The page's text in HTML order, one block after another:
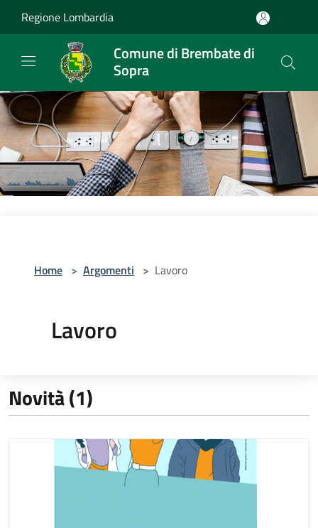
Regione Lombardia
Comune di Brembate di
Sopra
Home > Argomenti > Lavoro
Lavoro
Novità (1)